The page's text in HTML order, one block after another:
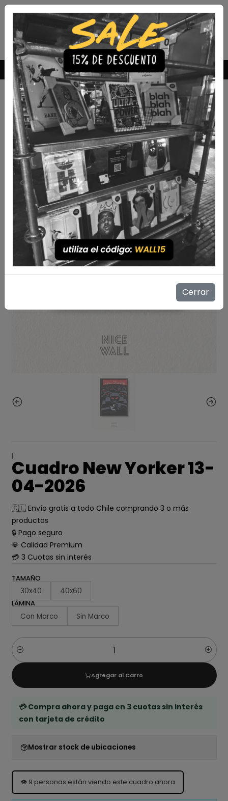
Envío Gratis a todo Chile comprando 3 o más productos
|
Cuadro New Yorker 13-
04-2026
🇨🇱 Envío gratis a todo Chile comprando 3 o más
productos
🔒 Pago seguro
💎 Calidad Premium
💳 3 Cuotas sin interés
TAMAÑO
30x40 40x60
LÁMINA
Con Marco Sin Marco
Cantidad
Agregar al Carro
💳 Compra ahora y paga en 3 cuotas sin interés
con tarjeta de crédito
Mostrar stock de ubicaciones
👁️ 9 personas están viendo este cuadro ahora
Cerrar